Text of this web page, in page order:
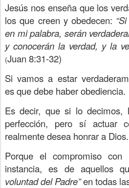
Jesús nos enseña que los
los que creen y obedecen:
en mi palabra, serán
y conocerán la verdad, y la
(Juan 8:31-32)
Si vamos a estar
es que debe haber obediencia.
Es decir, que si lo decimos,
perfección, pero sí actuar
realmente desea honrar a Dios.
Porque el compromiso
instancia, es de aquellos
voluntad del Padre”en todas